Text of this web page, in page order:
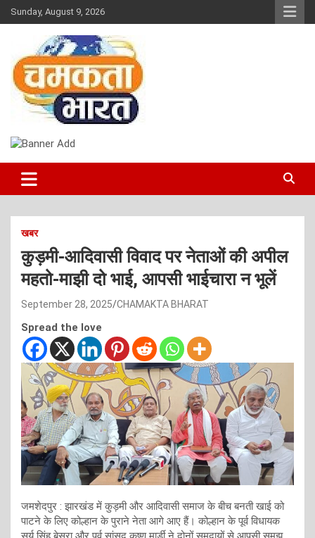
Skip
to
Sunday, August 9, 2026
CHAMAKTA BHARAT
खबर
कुड़मी-आदिवासी विवाद पर नेताओं की अपील
महतो-माझी दो भाई, आपसी भाईचारा न भूलें
September 28, 2025 CHAMAKTA BHARAT
Spread the love
जमशेदपुर : झारखंड में कुड़मी और आदिवासी समाज के बीच बनती खाई को
पाटने के लिए कोल्हान के पुराने नेता आगे आए हैं। कोल्हान के पूर्व विधायक